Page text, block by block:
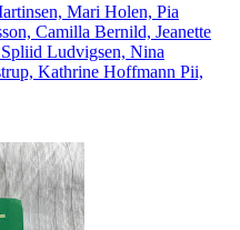
Mari Holen, Pia
Camilla Bernild, Jeanette
Ludvigsen, Nina
Kathrine Hoffmann Pii,